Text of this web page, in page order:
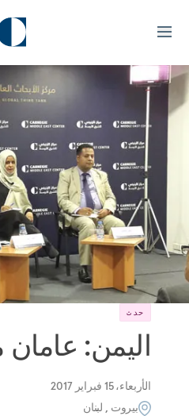
حدث
اليمن:
الأربعاء، 15 فبراير 2017
بيروت , لبنان